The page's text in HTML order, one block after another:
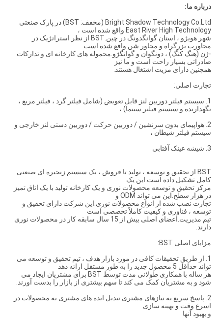
درباره ما:
Bright Shadow Technology Co.Ltd (مخفف: BST) در پارک صنعتی
East River High Technology واقع شده است ،
شهر هویژو ، استان گوانگدونگ در چین.BST از نظر استراتژیک در
مجاورت بزرگراه و مجاور شن واقع شده است
-ژن (هنگ کنگ) ، دونگوان و گوانگژو.محموله های کارخانه ای و تدارکات
صادراتی بسیار راحت است و ما نیز
همچنین دارای مزیت اشتغال هستند.
تجارت اصلی:
1. سیستم فیلتر دوربین لنز قابل تعویض (شامل فیلتر گرد ، فیلتر مربع ،
نگهدارنده و سیستم فیلتر سینما) ،
2. هواپیمای بدون سرنشین / دوربین حرکت / دوربین دستی لنز خارجی و
سیستم فیلتر شیطان ،
3. شیشه عینک آفتابی
BST از تحقیق و توسعه ، تولید تا فروش ، یک سیستم زنجیره ای صنعتی
کامل تشکیل داده است.این یک
مرکز تحقیق و توسعه محصولات نوری و یک کارخانه تولید با یک اتاق تمیز
در هزار سطح.این می تواند ODM و
تجارت نصب شده از انواع محصولات نوری.این شرکت دارای تحقیق و
توسعه ، فناوری و کیفیت کاملاً تخصصی است
تیم مدیریت.اعضای اصلی بیش از 15 سال سابقه کار در محصولات نوری
دارند.
مزایای اصلی BST:
1. از طریق تحقیقات کافی در مورد بازار هدف ، تیم تحقیق و توسعه می
تواند حداقل 5 محصول جدید را به طور مستقل ارائه دهد
هر ساله با همکاری طولانی مدت توسط BST برای مشتریان ایجاد می
شود و به مشتریان کمک می کند تا سهم بیشتری از بازار را بدست آورند.
2. پاسخ سریع به نیازهای مشتری.تبدیل ایده های مشتری به محصولات در
اسرع وقت و بهینه سازی
و بهبود آنها